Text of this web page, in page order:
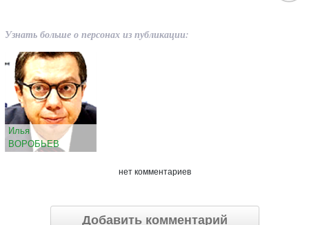
Узнать больше о персонах из публикации:
Илья
ВОРОБЬЕВ
нет комментариев
Добавить комментарий